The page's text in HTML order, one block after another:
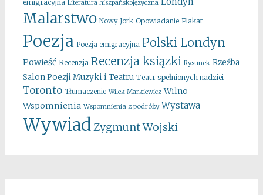
emigracyjna Literatura hiszpańskojęzyczna
Malarstwo Nowy Jork Opowiadanie Plakat
Poezja Poezja emigracyjna Polski Londyn
Powieść Recenzja Recenzja ksiązki Rysunek Rzeźba
Salon Poezji Muzyki i Teatru Teatr spełnionych nadziei
Toronto Tłumaczenie Wilek Markiewicz Wilno
Wspomnienia Wspomnienia z podróży Wystawa
WywiadZygmunt Wojski